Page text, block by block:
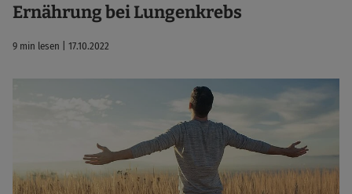
Ernährung bei Lungenkrebs
9 min lesen | 17.10.2022